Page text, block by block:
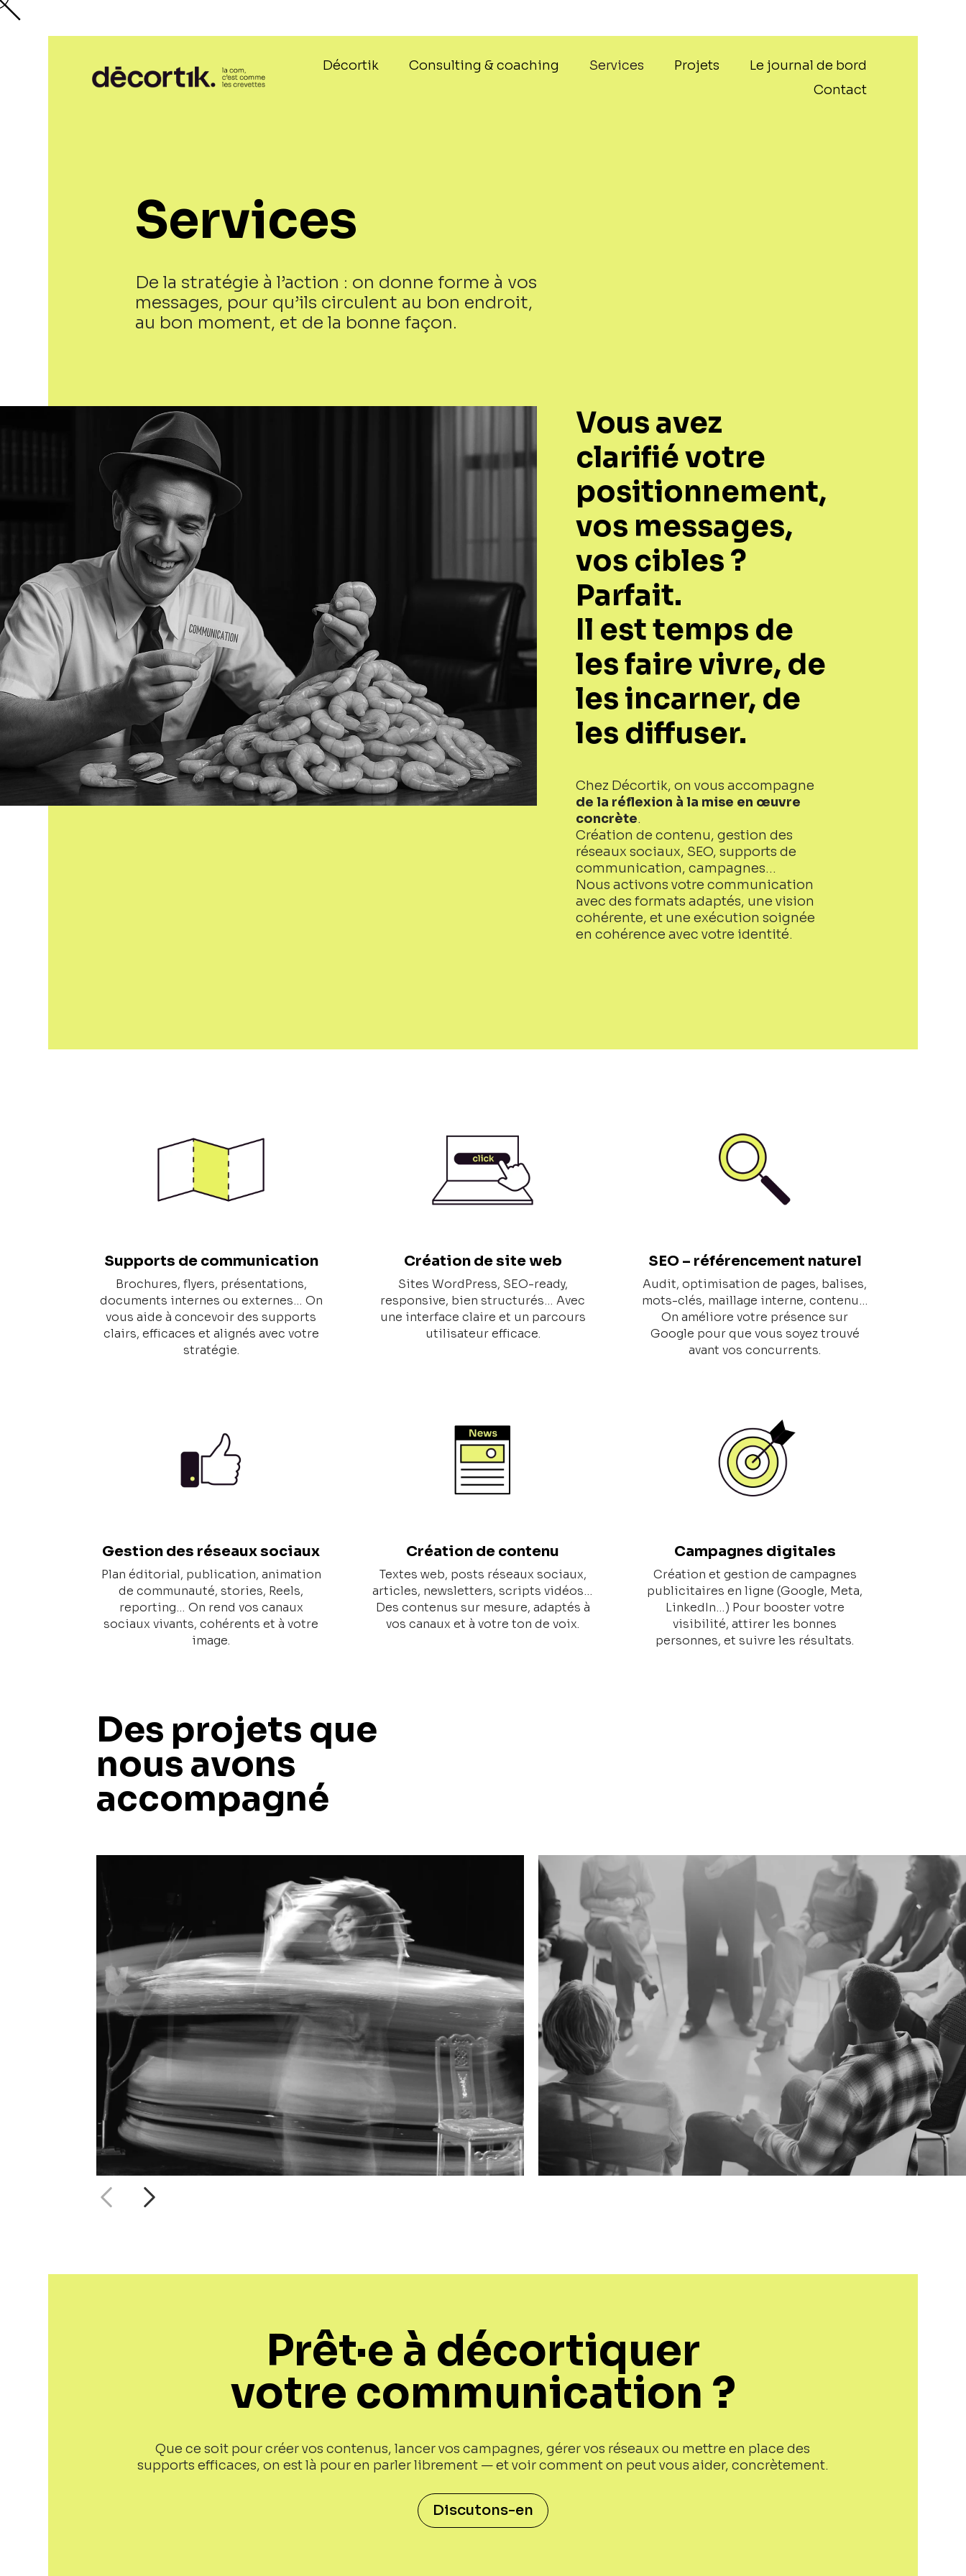
Décortik Consulting & coaching Services Projets
Le journal de bord
Contact
Services
De la stratégie à l’action : on donne forme à vos
messages, pour qu’ils circulent au bon endroit,
au bon moment, et de la bonne façon.
Vous avez
clarifié votre
positionnement,
vos messages,
vos cibles ?
Parfait.
Il est temps de
les faire vivre, de
les incarner, de
les diffuser.
Chez Décortik, on vous accompagne
de la réflexion à la mise en œuvre
concrète.
Création de contenu, gestion des
réseaux sociaux, SEO, supports de
communication, campagnes…
Nous activons votre communication
avec des formats adaptés, une vision
cohérente, et une exécution soignée
en cohérence avec votre identité.
Supports de communication
Brochures, flyers, présentations,
documents internes ou externes… On
vous aide à concevoir des supports
clairs, efficaces et alignés avec votre
stratégie.
Création de site web
Sites WordPress, SEO-ready,
responsive, bien structurés… Avec
une interface claire et un parcours
utilisateur efficace.
SEO – référencement naturel
Audit, optimisation de pages, balises,
mots-clés, maillage interne, contenu…
On améliore votre présence sur
Google pour que vous soyez trouvé
avant vos concurrents.
Gestion des réseaux sociaux
Plan éditorial, publication, animation
de communauté, stories, Reels,
reporting… On rend vos canaux
sociaux vivants, cohérents et à votre
image.
Création de contenu
Textes web, posts réseaux sociaux,
articles, newsletters, scripts vidéos…
Des contenus sur mesure, adaptés à
vos canaux et à votre ton de voix.
Campagnes digitales
Création et gestion de campagnes
publicitaires en ligne (Google, Meta,
LinkedIn…) Pour booster votre
visibilité, attirer les bonnes
personnes, et suivre les résultats.
Des projets que
nous avons
accompagné
SCÈNE DIFFUSION
Consulting & coaching ,Supports de communication
STICS
Consulting & coaching, Supports de communication
Prêt·e à décortiquer
votre communication ?
Que ce soit pour créer vos contenus, lancer vos campagnes, gérer vos réseaux ou mettre en place des
supports efficaces, on est là pour en parler librement — et voir comment on peut vous aider, concrètement.
Discutons-en